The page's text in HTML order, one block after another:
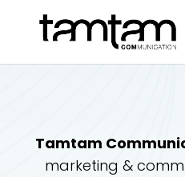
Tamtam
marketing &